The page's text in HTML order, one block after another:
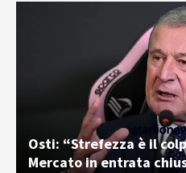
Osti: “Strefezza è il
Mercato in entrata